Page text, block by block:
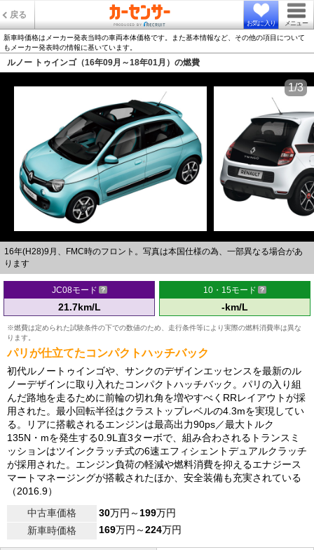
戻る
お気に入り メニュー
新車時価格はメーカー発表当時の車両本体価格です。また基本情報など、その他の項目について
もメーカー発表時の情報に基いています。
ルノー トゥインゴ（16年09月～18年01月）の燃費
16年(H28)9月、FMC時のフロント。写真は本国仕様の為、一部異なる場合があ
ります
1/3
JC08モード
21.7km/L
10・15モード
-km/L
※燃費は定められた試験条件の下での数値のため、走行条件等により実際の燃料消費率は異な
ります。
パリが仕立てたコンパクトハッチバック
初代ルノートゥインゴや、サンクのデザインエッセンスを最新のル
ノーデザインに取り入れたコンパクトハッチバック。パリの入り組
んだ路地を走るために前輪の切れ角を増やすべくRRレイアウトが採
用された。最小回転半径はクラストップレベルの4.3mを実現してい
る。リアに搭載されるエンジンは最高出力90ps／最大トルク
135N・mを発生する0.9L直3ターボで、組み合わされるトランスミ
ッションはツインクラッチ式の6速エフィシェントデュアルクラッチ
が採用された。エンジン負荷の軽減や燃料消費を抑えるエナジース
マートマネージングが搭載されたほか、安全装備も充実されている
（2016.9）
中古車価格
30万円～199万円
新車時価格
169万円～224万円